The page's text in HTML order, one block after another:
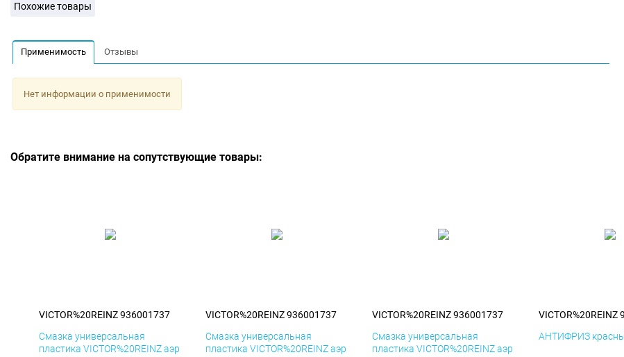
Похожие товары
Применимость Отзывы
Нет информации о применимости
Обратите внимание на сопутствующие товары:
VICTOR%20REINZ 936001737
Смазка универсальная
пластика VICTOR%20REINZ аэр
VICTOR%20REINZ 936001737
Смазка универсальная
пластика VICTOR%20REINZ аэр
VICTOR%20REINZ 936001737
Смазка универсальная
пластика VICTOR%20REINZ аэр
VICTOR%20REINZ
АНТИФРИЗ